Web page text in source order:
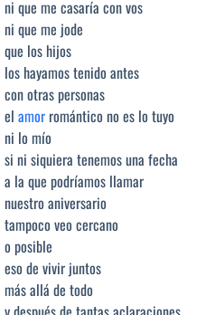
ni que me casaría con vos
ni que me jode
que los hijos
los hayamos tenido antes
con otras personas
el amor romántico no es lo tuyo
ni lo mío
si ni siquiera tenemos una fecha
a la que podríamos llamar
nuestro aniversario
tampoco veo cercano
o posible
eso de vivir juntos
más allá de todo